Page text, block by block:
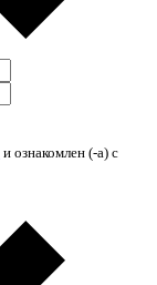
и ознакомлен (-а) c